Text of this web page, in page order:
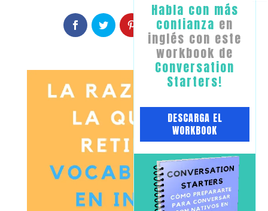
​Habla con ​más
confianza en
inglés con este
workbook de
Conversation
Starters!
​DESCARGA EL
WORKBOOK